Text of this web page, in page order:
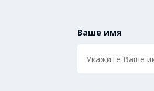
Ваше имя